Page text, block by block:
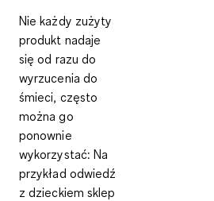
Nie każdy zużyty
produkt nadaje
się od razu do
wyrzucenia do
śmieci, często
można go
ponownie
wykorzystać: Na
przykład odwiedź
z dzieckiem sklep